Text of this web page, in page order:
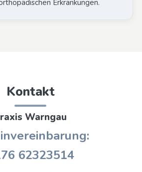
Erkrankungen.
Kontakt
Warngau
62323514